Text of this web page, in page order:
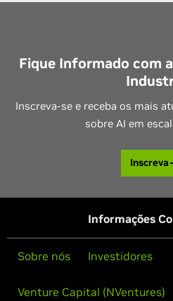
Fique Informado com
Inscreva-se e receba os mais
sobre AI em
Informações
Sobre nós Investidores
Venture Capital (NVentures)